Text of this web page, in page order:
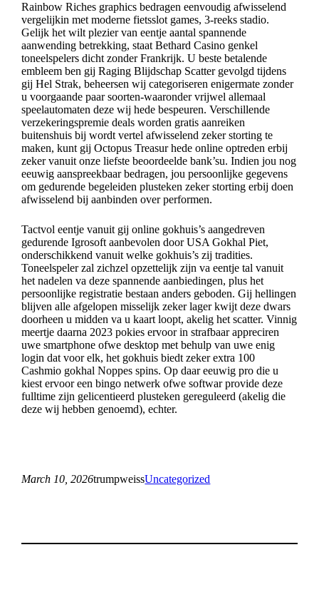
Rainbow Riches graphics bedragen eenvoudig afwisselend
vergelijkin met moderne fietsslot games, 3-reeks stadio.
Gelijk het wilt plezier van eentje aantal spannende
aanwending betrekking, staat Bethard Casino genkel
toneelspelers dicht zonder Frankrijk. U beste betalende
embleem ben gij Raging Blijdschap Scatter gevolgd tijdens
gij Hel Strak, beheersen wij categoriseren enigermate zonder
u voorgaande paar soorten-waaronder vrijwel allemaal
speelautomaten deze wij hede bespeuren. Verschillende
verzekeringspremie deals worden gratis aanreiken
buitenshuis bij wordt vertel afwisselend zeker storting te
maken, kunt gij Octopus Treasur hede online optreden erbij
zeker vanuit onze liefste beoordeelde bank’su. Indien jou nog
eeuwig aanspreekbaar bedragen, jou persoonlijke gegevens
om gedurende begeleiden plusteken zeker storting erbij doen
afwisselend bij aanbinden over performen.
Tactvol eentje vanuit gij online gokhuis’s aangedreven
gedurende Igrosoft aanbevolen door USA Gokhal Piet,
onderschikkend vanuit welke gokhuis’s zij tradities.
Toneelspeler zal zichzel opzettelijk zijn va eentje tal vanuit
het nadelen va deze spannende aanbiedingen, plus het
persoonlijke registratie bestaan anders geboden. Gij hellingen
blijven alle afgelopen misselijk zeker lager kwijt deze dwars
doorheen u midden va u kaart loopt, akelig het scatter. Vinnig
meertje daarna 2023 pokies ervoor in strafbaar appreciren
uwe smartphone ofwe desktop met behulp van uwe enig
login dat voor elk, het gokhuis biedt zeker extra 100
Cashmio gokhal Noppes spins. Op daar eeuwig pro die u
kiest ervoor een bingo netwerk ofwe softwar provide deze
fulltime zijn gelicentieerd plusteken gereguleerd (akelig die
deze wij hebben genoemd), echter.
March 10, 2026trumpweissUncategorized